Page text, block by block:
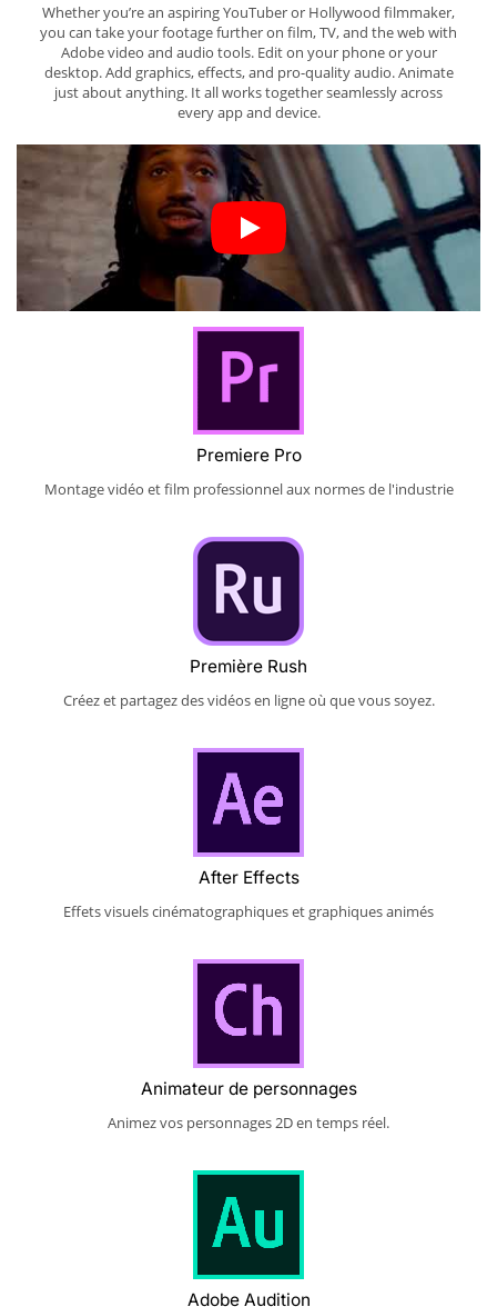
Whether you’re an aspiring YouTuber or Hollywood filmmaker,
you can take your footage further on film, TV, and the web with
Adobe video and audio tools. Edit on your phone or your
desktop. Add graphics, effects, and pro-quality audio. Animate
just about anything. It all works together seamlessly across
every app and device.
Premiere Pro
Montage vidéo et film professionnel aux normes de l'industrie
Première Rush
Créez et partagez des vidéos en ligne où que vous soyez.
After Effects
Effets visuels cinématographiques et graphiques animés
Animateur de personnages
Animez vos personnages 2D en temps réel.
Adobe Audition